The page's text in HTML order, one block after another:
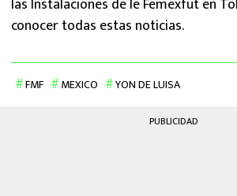
las Instalaciones de le Femexfut en
conocer todas estas noticias.
FMF MEXICO YON DE LUISA
PUBLICIDAD